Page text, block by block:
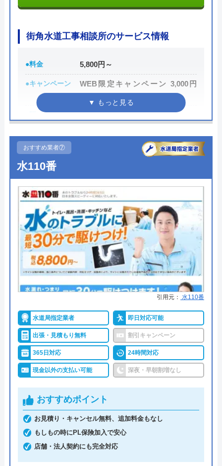
わりトラブルで困った際には頼りになる業者でしょ
う。
もちろん見積もりは無料ですし、出張・キャンセル
についても無料ですので、まずはサイトを覗いてみ
てはいかがでしょうか？
公式サイトで
料金詳細を見る
水の生活救急車の基本情報
運営会社 株式会社生活救急車
代表者 楯広長
所在地
〒460-0008
名古屋市中区栄1丁目14-15
対応エリア 全国（一部地域を除く）
街角水道工事相談所のサービス情報
●料金 5,800円～
●キャンペーン
WEB限定キャンペーン 3,000円
OFF
●駆けつけ時間 最短30分
24時間
●定休日
●出張見積もり
●支払い方法
現金・銀行振込・クレジットカー
ド・コンビニ払い
●累計実績 ―
●保証・保険 PL保険加入
詳細は公式HPでご確認ください
街角水道工事相談所がおすすめの理由
街角水道工事相談所は全国に対応しているトイレ修
理業者です。給水装置工事主任技術者の資格を保有
したスタッフが最短30分で駆けつけてくれ、しっか
りと修理を行なってくれます。
明瞭会計であるため、工事前の見積もり金額から増
5,800円～から対応してくれます。
支払い方法は現金以外にも銀行振込・クレジットカ
ード・コンビニ決済から選べるため緊急トラブル時
でも安心です。
出張費・見積もり料も無料で、24時間電話で相談を
受け付けているので、気軽に見積依頼をしてみては
おすすめ業者⑦
水110番
引用元： 水110番
水道局指定業者 即日対応可能
出張・見積もり無料 割引キャンペーン
365日対応 24時間対応
現金以外の支払い可能 深夜・早朝割増なし
おすすめポイント
お見積り・キャンセル無料、追加料金もなし
もしもの時にPL保険加入で安心
店舗・法人契約にも完全対応